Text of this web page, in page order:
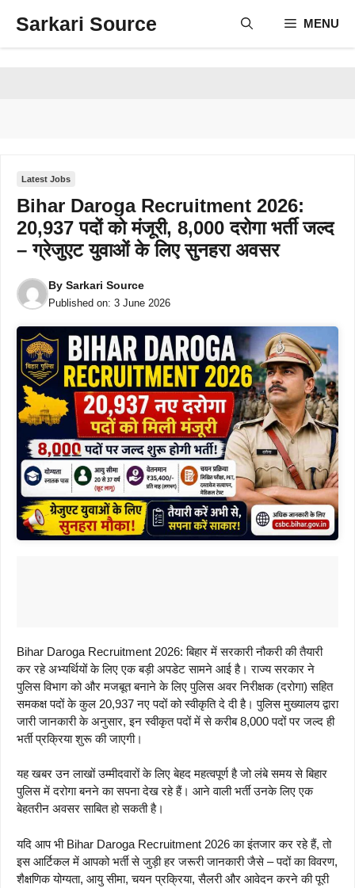
Sarkari Source MENU
Latest Jobs
Bihar Daroga Recruitment 2026:
20,937 पदों को मंजूरी, 8,000 दरोगा भर्ती जल्द
– ग्रेजुएट युवाओं के लिए सुनहरा अवसर
By Sarkari Source
Published on: 3 June 2026
Bihar Daroga Recruitment 2026: बिहार में सरकारी नौकरी की तैयारी
कर रहे अभ्यर्थियों के लिए एक बड़ी अपडेट सामने आई है। राज्य सरकार ने
पुलिस विभाग को और मजबूत बनाने के लिए पुलिस अवर निरीक्षक (दरोगा) सहित
समकक्ष पदों के कुल 20,937 नए पदों को स्वीकृति दे दी है। पुलिस मुख्यालय द्वारा
जारी जानकारी के अनुसार, इन स्वीकृत पदों में से करीब 8,000 पदों पर जल्द ही
भर्ती प्रक्रिया शुरू की जाएगी।
यह खबर उन लाखों उम्मीदवारों के लिए बेहद महत्वपूर्ण है जो लंबे समय से बिहार
पुलिस में दरोगा बनने का सपना देख रहे हैं। आने वाली भर्ती उनके लिए एक
बेहतरीन अवसर साबित हो सकती है।
यदि आप भी Bihar Daroga Recruitment 2026 का इंतजार कर रहे हैं, तो
इस आर्टिकल में आपको भर्ती से जुड़ी हर जरूरी जानकारी जैसे – पदों का विवरण,
शैक्षणिक योग्यता, आयु सीमा, चयन प्रक्रिया, सैलरी और आवेदन करने की पूरी